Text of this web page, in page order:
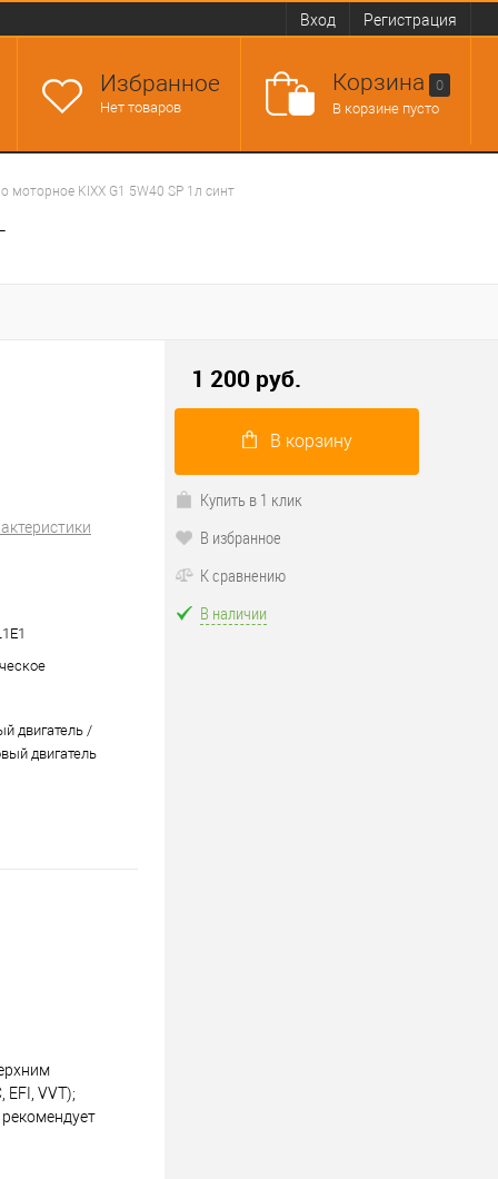
Вход Регистрация
Избранное
Нет товаров
Корзина
0
В корзине пусто
моторное KIXX G1 5W40 SP 1л синт
двигатель /
двигатель
VVT);
1 200 руб.
В корзину
Купить в 1 клик
В избранное
К сравнению
В наличии